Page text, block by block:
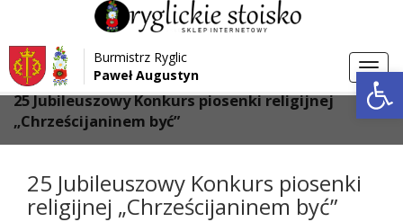
Przejdź do menu
Przejdź do głównej treści strony
Przejdź do stopki strony
Burmistrz Ryglic
Paweł Augustyn
Strona główna > Aktualności
25 Jubileuszowy Konkurs piosenki religijnej
„Chrześcijaninem być”
25 Jubileuszowy Konkurs piosenki
religijnej „Chrześcijaninem być”